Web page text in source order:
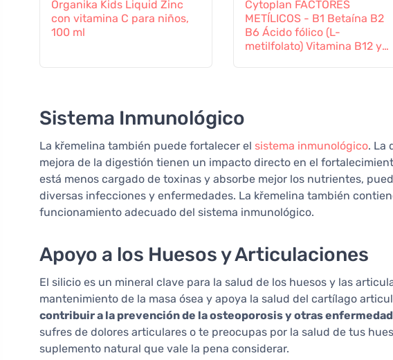
Organika Kids Liquid Zinc
con vitamina C para niños,
100 ml
Cytoplan FACTORES
METÍLICOS - B1 Betaína B2
B6 Ácido fólico (L-
metilfolato) Vitamina B12 y
Sistema Inmunológico
La křemelina también puede fortalecer el sistema inmunológico. La
mejora de la digestión tienen un impacto directo en el
está menos cargado de toxinas y absorbe mejor los nutrientes,
diversas infecciones y enfermedades. La křemelina también
funcionamiento adecuado del sistema inmunológico.
Apoyo a los Huesos y Articulaciones
El silicio es un mineral clave para la salud de los huesos y las
mantenimiento de la masa ósea y apoya la salud del cartílago
contribuir a la prevención de la osteoporosis y otras
sufres de dolores articulares o te preocupas por la salud de tus
suplemento natural que vale la pena considerar.